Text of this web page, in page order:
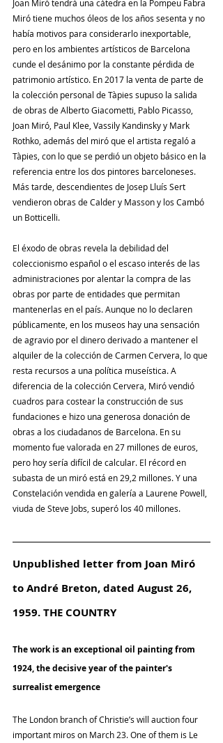
Joan Miró tendrá una cátedra en la Pompeu Fabra
Miró tiene muchos óleos de los años sesenta y no
había motivos para considerarlo inexportable,
pero en los ambientes artísticos de Barcelona
cunde el desánimo por la constante pérdida de
patrimonio artístico. En 2017 la venta de parte de
la colección personal de Tàpies supuso la salida
de obras de Alberto Giacometti, Pablo Picasso,
Joan Miró, Paul Klee, Vassily Kandinsky y Mark
Rothko, además del miró que el artista regaló a
Tàpies, con lo que se perdió un objeto básico en la
referencia entre los dos pintores barceloneses.
Más tarde, descendientes de Josep Lluís Sert
vendieron obras de Calder y Masson y los Cambó
un Botticelli.
El éxodo de obras revela la debilidad del
coleccionismo español o el escaso interés de las
administraciones por alentar la compra de las
obras por parte de entidades que permitan
mantenerlas en el país. Aunque no lo declaren
públicamente, en los museos hay una sensación
de agravio por el dinero derivado a mantener el
alquiler de la colección de Carmen Cervera, lo que
resta recursos a una política museística. A
diferencia de la colección Cervera, Miró vendió
cuadros para costear la construcción de sus
fundaciones e hizo una generosa donación de
obras a los ciudadanos de Barcelona. En su
momento fue valorada en 27 millones de euros,
pero hoy sería difícil de calcular. El récord en
subasta de un miró está en 29,2 millones. Y una
Constelación vendida en galería a Laurene Powell,
viuda de Steve Jobs, superó los 40 millones.
Unpublished letter from Joan Miró
to André Breton, dated August 26,
1959. THE COUNTRY
The work is an exceptional oil painting from
1924, the decisive year of the painter's
surrealist emergence
The London branch of Christie’s will auction four
important miros on March 23. One of them is Le